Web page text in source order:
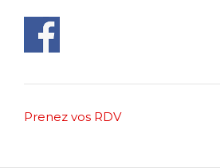
Post
Prenez vos RDV